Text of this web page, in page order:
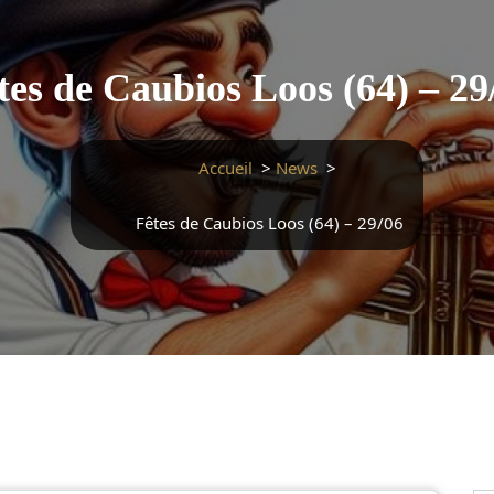
de Caubios Loos (64) –
Accueil>News>
Fêtes de Caubios Loos (64) – 29/06